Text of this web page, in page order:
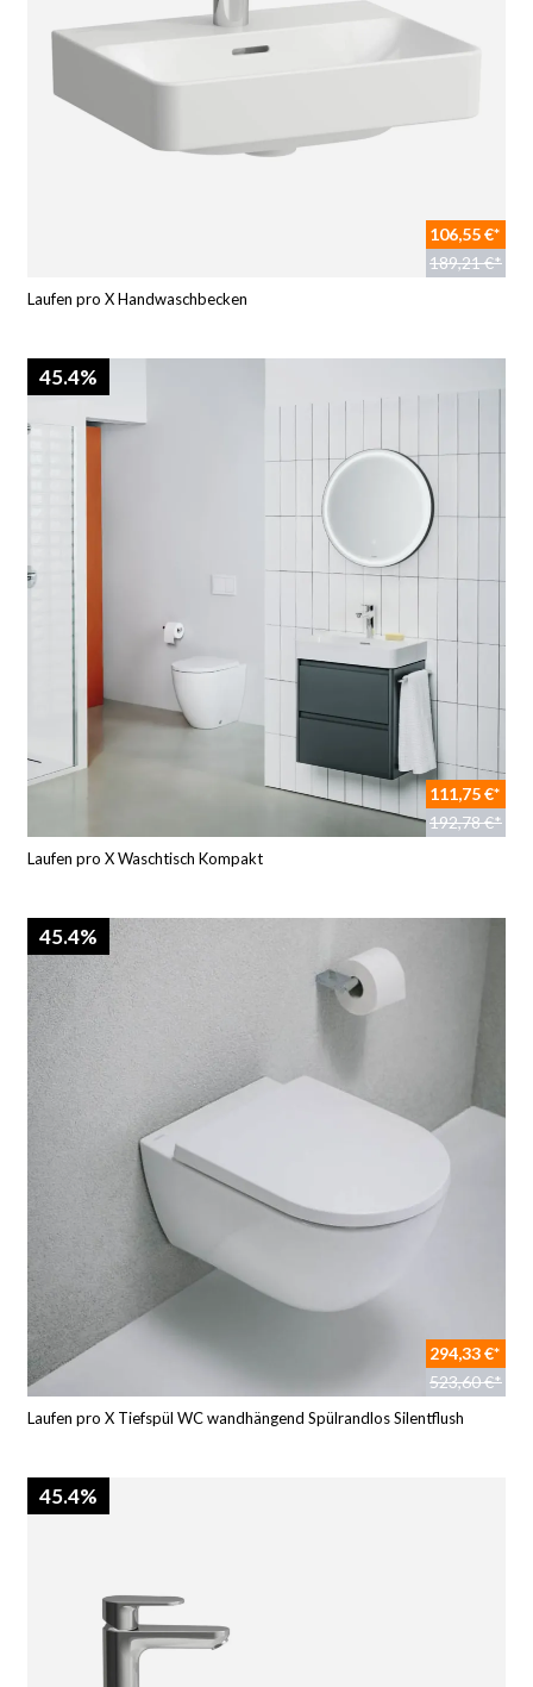
106,55 €*
189,21 €*
Laufen pro X Handwaschbecken
45.4%
111,75 €*
192,78 €*
Laufen pro X Waschtisch Kompakt
45.4%
294,33 €*
523,60 €*
Laufen pro X Tiefspül WC wandhängend Spülrandlos Silentflush
45.4%